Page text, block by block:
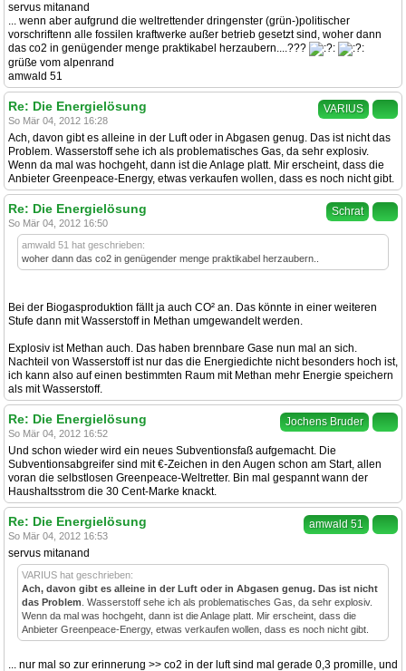
servus mitanand
... wenn aber aufgrund die weltrettender dringenster (grün-)politischer
vorschriftenn alle fossilen kraftwerke außer betrieb gesetzt sind, woher dann
das co2 in genügender menge praktikabel herzaubern....???
grüße vom alpenrand
amwald 51
VARIUS
Re: Die Energielösung
So Mär 04, 2012 16:28
Ach, davon gibt es alleine in der Luft oder in Abgasen genug. Das ist nicht das
Problem. Wasserstoff sehe ich als problematisches Gas, da sehr explosiv.
Wenn da mal was hochgeht, dann ist die Anlage platt. Mir erscheint, dass die
Anbieter Greenpeace-Energy, etwas verkaufen wollen, dass es noch nicht gibt.
Schrat
Re: Die Energielösung
So Mär 04, 2012 16:50
amwald 51 hat geschrieben:
woher dann das co2 in genügender menge praktikabel herzaubern..
Bei der Biogasproduktion fällt ja auch CO² an. Das könnte in einer weiteren
Stufe dann mit Wasserstoff in Methan umgewandelt werden.
Explosiv ist Methan auch. Das haben brennbare Gase nun mal an sich.
Nachteil von Wasserstoff ist nur das die Energiedichte nicht besonders hoch ist,
ich kann also auf einen bestimmten Raum mit Methan mehr Energie speichern
als mit Wasserstoff.
Jochens Bruder
Re: Die Energielösung
So Mär 04, 2012 16:52
Und schon wieder wird ein neues Subventionsfaß aufgemacht. Die
Subventionsabgreifer sind mit €-Zeichen in den Augen schon am Start, allen
voran die selbstlosen Greenpeace-Weltretter. Bin mal gespannt wann der
Haushaltsstrom die 30 Cent-Marke knackt.
amwald 51
Re: Die Energielösung
So Mär 04, 2012 16:53
servus mitanand
VARIUS hat geschrieben:
Ach, davon gibt es alleine in der Luft oder in Abgasen genug. Das ist nicht
das Problem . Wasserstoff sehe ich als problematisches Gas, da sehr explosiv.
Wenn da mal was hochgeht, dann ist die Anlage platt. Mir erscheint, dass die
Anbieter Greenpeace-Energy, etwas verkaufen wollen, dass es noch nicht gibt.
... nur mal so zur erinnerung >> co2 in der luft sind mal gerade 0,3 promille, und